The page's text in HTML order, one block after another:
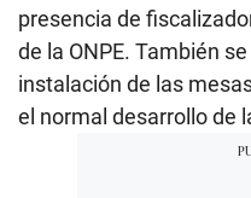
presencia de
de la ONPE. También
instalación de las
el normal desarrollo de